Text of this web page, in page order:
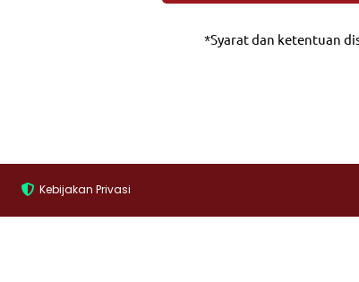
*Syarat dan ketentuan
Kebijakan Privasi